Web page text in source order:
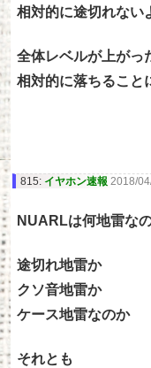
相対的に途切れない
全体レベルが上がっ
相対的に落ちること
815: イヤホン速報 2018/
NUARLは何地雷な
途切れ地雷か
クソ音地雷か
ケース地雷なのか
それとも